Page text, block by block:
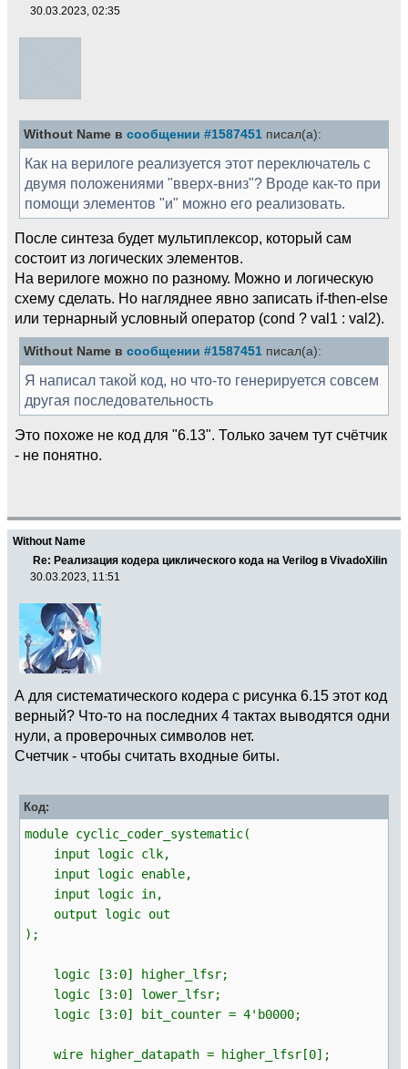
30.03.2023, 02:35
Without Name в сообщении #1587451 писал(а):
Как на верилоге реализуется этот переключатель с
двумя положениями "вверх-вниз"? Вроде как-то при
помощи элементов "и" можно его реализовать.
После синтеза будет мультиплексор, который сам
состоит из логических элементов.
На верилоге можно по разному. Можно и логическую
схему сделать. Но нагляднее явно записать if-then-else
или тернарный условный оператор (cond ? val1 : val2).
Without Name в сообщении #1587451 писал(а):
Я написал такой код, но что-то генерируется совсем
другая последовательность
Это похоже не код для "6.13". Только зачем тут счётчик
- не понятно.
Without Name
Re: Реализация кодера циклического кода на Verilog в VivadoXilin
30.03.2023, 11:51
А для систематического кодера с рисунка 6.15 этот код
верный? Что-то на последних 4 тактах выводятся одни
нули, а проверочных символов нет.
Счетчик - чтобы считать входные биты.
Код:
module cyclic_coder_systematic(
input logic clk,
input logic enable,
input logic in,
output logic out
);
logic [3:0] higher_lfsr;
logic [3:0] lower_lfsr;
logic [3:0] bit_counter = 4'b0000;
wire higher_datapath = higher_lfsr[0];